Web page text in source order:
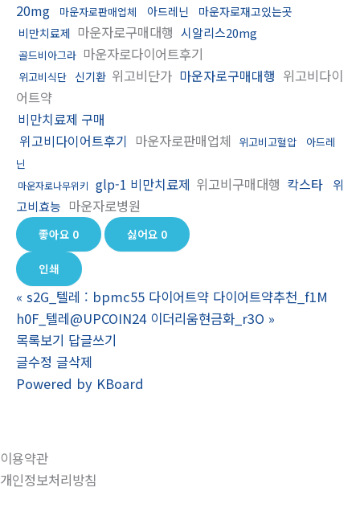
20mg
마운자로판매업체 아드레닌
마운자로재고있는곳
비만치료제 마운자로구매대행 시알리스20mg
골드비아그라 마운자로다이어트후기
위고비식단 신기환 위고비단가 마운자로구매대행 위고비다이
어트약
비만치료제 구매
위고비다이어트후기 마운자로판매업체 위고비고혈압
아드레
닌
마운자로나무위키 glp-1 비만치료제 위고비구매대행 칵스타
위
고비효능 마운자로병원
좋아요 0 싫어요 0
인쇄
« s2G_텔레 : bpmc55 다이어트약 다이어트약추천_f1M
h0F_텔레@UPCOIN24 이더리움현금화_r3O »
목록보기 답글쓰기
글수정 글삭제
Powered by KBoard
이용약관
개인정보처리방침